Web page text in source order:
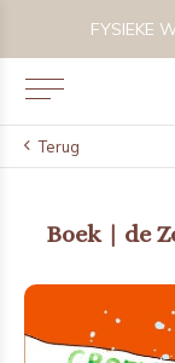
FYSIEKE
Terug
Boek | de